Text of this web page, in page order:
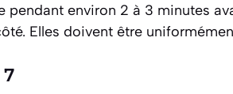
pendant environ 2 à 3 minutes
Elles doivent être
7